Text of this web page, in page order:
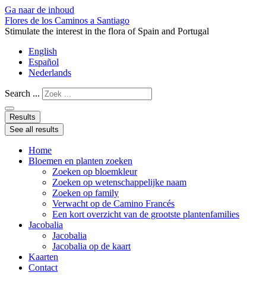
Ga naar de inhoud
Flores de los Caminos a Santiago
Stimulate the interest in the flora of Spain and Portugal
English
Español
Nederlands
Search ...
Results
See all results
Home
Bloemen en planten zoeken
Zoeken op bloemkleur
Zoeken op wetenschappelijke naam
Zoeken op family
Verwacht op de Camino Francés
Een kort overzicht van de grootste plantenfamilies
Jacobalia
Jacobalia
Jacobalia op de kaart
Kaarten
Contact